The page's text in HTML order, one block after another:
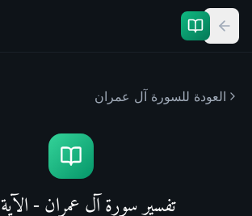
العودة للسورة آل عمران
تفسير سورة آل عمران - الآية 129